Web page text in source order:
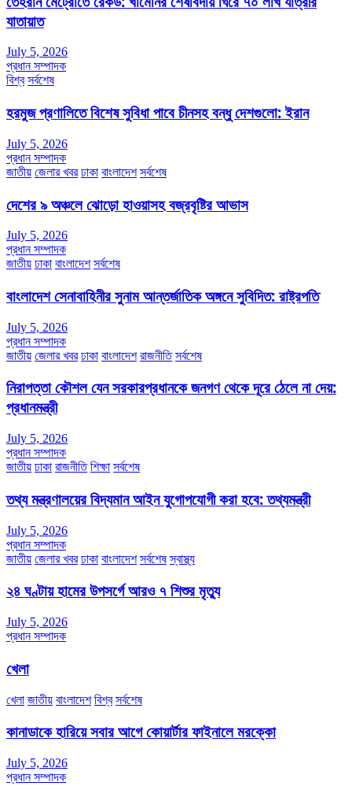
যাতায়াত
July 5, 2026
প্রধান সম্পাদক
বিশ্ব সর্বশেষ
হরমুজ প্রণালিতে বিশেষ সুবিধা পাবে চীনসহ বন্ধু দেশগুলো: ইরান
July 5, 2026
প্রধান সম্পাদক
জাতীয় জেলার খবর ঢাকা বাংলাদেশ সর্বশেষ
দেশের ৯ অঞ্চলে ঝোড়ো হাওয়াসহ বজ্রবৃষ্টির আভাস
July 5, 2026
প্রধান সম্পাদক
জাতীয় ঢাকা বাংলাদেশ সর্বশেষ
বাংলাদেশ সেনাবাহিনীর সুনাম আন্তর্জাতিক অঙ্গনে সুবিদিত: রাষ্ট্রপতি
July 5, 2026
প্রধান সম্পাদক
জাতীয় জেলার খবর ঢাকা বাংলাদেশ রাজনীতি সর্বশেষ
নিরাপত্তা কৌশল যেন সরকারপ্রধানকে জনগণ থেকে দূরে ঠেলে না দেয়:
প্রধানমন্ত্রী
July 5, 2026
প্রধান সম্পাদক
জাতীয় ঢাকা রাজনীতি শিক্ষা সর্বশেষ
তথ্য মন্ত্রণালয়ের বিদ্যমান আইন যুগোপযোগী করা হবে: তথ্যমন্ত্রী
July 5, 2026
প্রধান সম্পাদক
জাতীয় জেলার খবর ঢাকা বাংলাদেশ সর্বশেষ স্বাস্থ্য
২৪ ঘণ্টায় হামের উপসর্গে আরও ৭ শিশুর মৃত্যু
July 5, 2026
প্রধান সম্পাদক
খেলা
খেলা জাতীয় বাংলাদেশ বিশ্ব সর্বশেষ
কানাডাকে হারিয়ে সবার আগে কোয়ার্টার ফাইনালে মরক্কো
July 5, 2026
প্রধান সম্পাদক